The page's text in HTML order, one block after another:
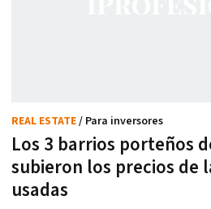
Los 3 barrios porteños
subieron los precios de
usadas
REAL ESTATE/ Para inversores